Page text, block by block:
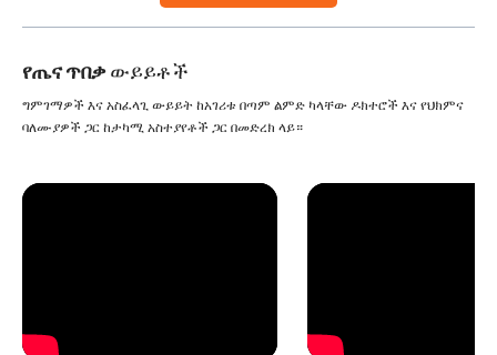
የጤና ጥበቃውይይቶች
ግምገማዎች እና አስፈላጊ ውይይት ከአገሪቱ በጣም ልምድ ካላቸው ዶክተሮች እና የህክምና
ባለሙያዎች ጋር ከታካሚ አስተያየቶች ጋር በመድረክ ላይ።